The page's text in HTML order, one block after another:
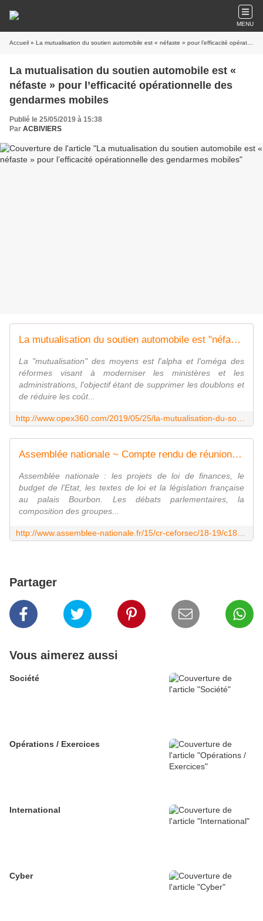
MENU
Accueil » La mutualisation du soutien automobile est « néfaste » pour l’efficacité opérationnelle des gendarmes mobiles
La mutualisation du soutien automobile est «
néfaste » pour l’efficacité opérationnelle des
gendarmes mobiles
Publié le 25/05/2019 à 15:38
Par ACBIVIERS
La mutualisation du soutien automobile est "néfaste" pour l'efficacité opérationnelle des gendarmes mobiles
La "mutualisation" des moyens est l'alpha et l'oméga des
réformes visant à moderniser les ministères et les
administrations, l'objectif étant de supprimer les doublons et
de réduire les coût...
Assemblée nationale ~ Compte rendu de réunion de la commission d'enquête sur la situation, les missions et les moyens des forces de sécurité, qu'il s'agisse de la police nationale, de la gendarmerie ou de la police municipale
Assemblée nationale : les projets de loi de finances, le
budget de l'Etat, les textes de loi et la législation française
au palais Bourbon. Les débats parlementaires, la
composition des groupes...
Partager
Vous aimerez aussi
Société
Opérations / Exercices
International
Cyber